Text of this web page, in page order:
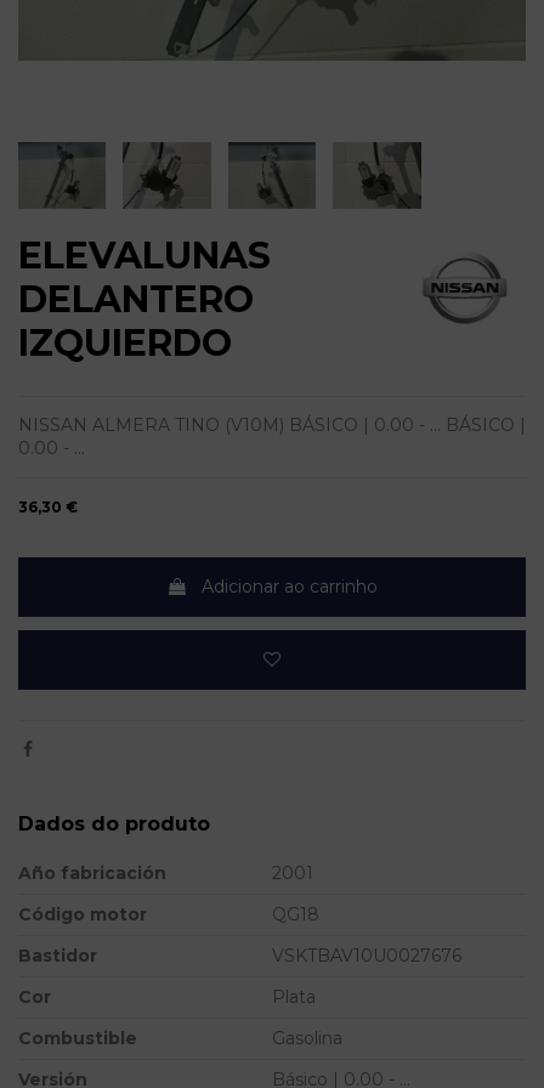
ELEVALUNAS
DELANTERO
IZQUIERDO
NISSAN ALMERA TINO (V10M) BÁSICO | 0.00 - ... BÁSICO |
0.00 - ...
36,30 €
Adicionar ao carrinho
Dados do produto
Año fabricación
2001
Código motor
QG18
Bastidor
VSKTBAV10U0027676
Cor
Plata
Combustible
Gasolina
Versión
Básico | 0.00 - ...